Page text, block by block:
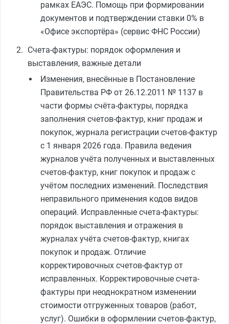
рамках ЕАЭС. Помощь при формировании
документов и подтверждении ставки 0% в
«Офисе экспортёра» (сервис ФНС России)
Счета-фактуры: порядок оформления и
выставления, важные детали
Изменения, внесённые в Постановление
Правительства РФ от 26.12.2011 № 1137 в
части формы счёта-фактуры, порядка
заполнения счетов-фактур, книг продаж и
покупок, журнала регистрации счетов-фактур
с 1 января 2026 года. Правила ведения
журналов учёта полученных и выставленных
счетов-фактур, книг покупок и продаж с
учётом последних изменений. Последствия
неправильного применения кодов видов
операций. Исправленные счета-фактуры:
порядок выставления и отражения в
журналах учёта счетов-фактур, книгах
покупок и продаж. Отличие
корректировочных счетов-фактур от
исправленных. Корректировочные счета-
фактуры при неоднократном изменении
стоимости отгруженных товаров (работ,
услуг). Ошибки в оформлении счетов-фактур,